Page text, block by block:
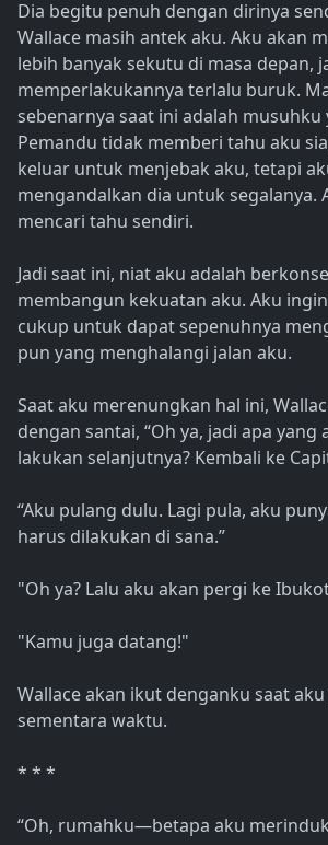
Dia begitu penuh dengan dirinya
Wallace masih antek aku. Aku akan
lebih banyak sekutu di masa depan,
memperlakukannya terlalu buruk.
sebenarnya saat ini adalah musuhku
Pemandu tidak memberi tahu aku
keluar untuk menjebak aku, tetapi
mengandalkan dia untuk segalanya.
mencari tahu sendiri.
Jadi saat ini, niat aku adalah
membangun kekuatan aku. Aku
cukup untuk dapat sepenuhnya
pun yang menghalangi jalan aku.
Saat aku merenungkan hal ini,
dengan santai, “Oh ya, jadi apa yang
lakukan selanjutnya? Kembali ke
“Aku pulang dulu. Lagi pula, aku
harus dilakukan di sana.”
"Oh ya? Lalu aku akan pergi ke
"Kamu juga datang!"
Wallace akan ikut denganku saat
sementara waktu.
* * *
“Oh, rumahku—betapa aku